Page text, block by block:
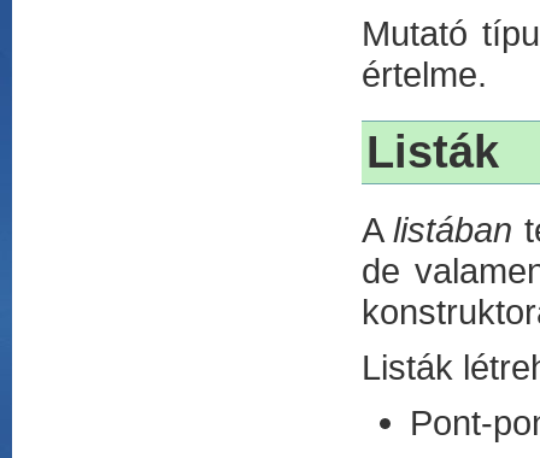
Mutató
értelme.
Listák
A listában
de
Listák
Pont-